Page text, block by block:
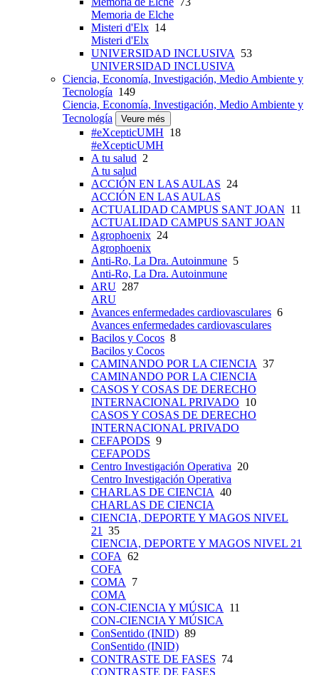
Memoria de Elche
Misteri d'Elx 14
Misteri d'Elx
UNIVERSIDAD INCLUSIVA
53
UNIVERSIDAD INCLUSIVA
Ciencia, Economía, Investigación, Medio Ambiente y
Tecnología 149
Ciencia, Economía, Investigación, Medio Ambiente y
Tecnología
Veure més
#eXcepticUMH 18
#eXcepticUMH
A tu salud 2
A tu salud
ACCIÓN EN LAS AULAS 24
ACCIÓN EN LAS AULAS
ACTUALIDAD CAMPUS SANT JOAN 11
ACTUALIDAD CAMPUS SANT JOAN
Agrophoenix 24
Agrophoenix
Anti-Ro, La Dra. Autoinmune 5
Anti-Ro, La Dra. Autoinmune
ARU 287
ARU
Avances enfermedades cardiovasculares 6
Avances enfermedades cardiovasculares
Bacilos y Cocos 8
Bacilos y Cocos
CAMINANDO POR LA CIENCIA 37
CAMINANDO POR LA CIENCIA
CASOS Y COSAS DE DERECHO
INTERNACIONAL PRIVADO 10
CASOS Y COSAS DE DERECHO
INTERNACIONAL PRIVADO
CEFAPODS 9
CEFAPODS
Centro Investigación Operativa 20
Centro Investigación Operativa
CHARLAS DE CIENCIA 40
CHARLAS DE CIENCIA
CIENCIA, DEPORTE Y MAGOS NIVEL
21
35
CIENCIA, DEPORTE Y MAGOS NIVEL 21
COFA 62
COFA
COMA
7
COMA
CON-CIENCIA Y MÚSICA
11
CON-CIENCIA Y MÚSICA
ConSentido (INID) 89
ConSentido (INID)
CONTRASTE DE FASES 74
CONTRASTE DE FASES